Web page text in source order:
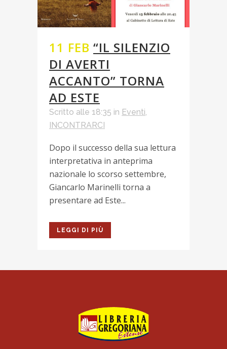
11 FEB “IL SILENZIO
DI AVERTI
ACCANTO” TORNA
AD ESTE
Scritto alle 18:35 in Eventi
INCONTRARCI
Dopo il successo della sua lettura
interpretativa in anteprima
nazionale lo scorso settembre,
Giancarlo Marinelli torna a
presentare ad Este...
LEGGI DI PIÙ